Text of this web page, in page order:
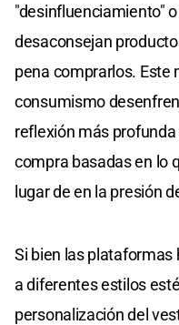
"desinfluenciamiento"
desaconsejan
pena comprarlos. Este
consumismo
reflexión más
compra basadas en lo
lugar de en la presión
Si bien las
a diferentes estilos
personalización del